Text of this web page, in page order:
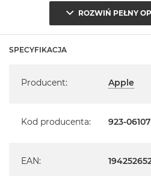
ROZWIŃ PEŁNY
SPECYFIKACJA
Producent: Apple
Kod producenta: 923-06107
EAN: